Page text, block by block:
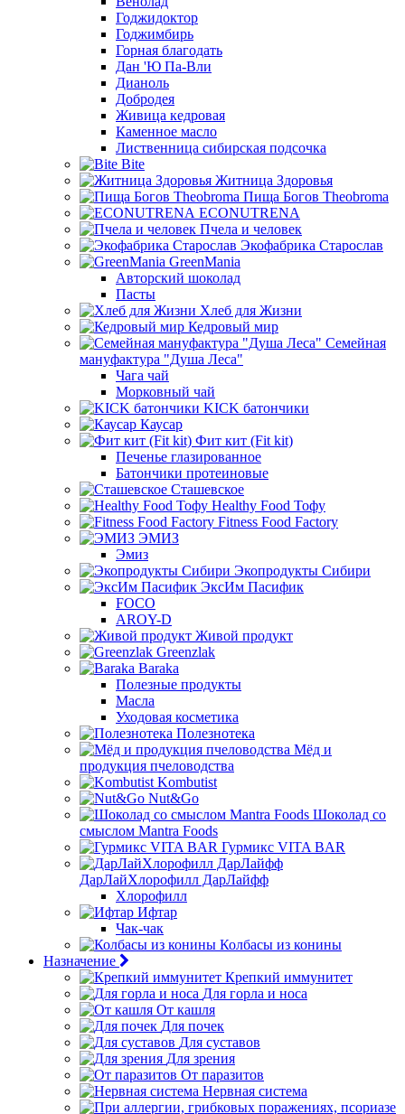
Годжидоктор
Годжимбирь
Горная благодать
Дан 'Ю Па-Вли
Дианоль
Добродея
Живица кедровая
Каменное масло
Лиственница сибирская подсочка
Bite
Житница Здоровья
Пища Богов Theobroma
ECONUTRENA
Пчела и человек
Экофабрика Старослав
GreenMania
Авторский шоколад
Пасты
Хлеб для Жизни
Кедровый мир
Семейная
мануфактура "Душа Леса"
Чага чай
Морковный чай
KICK батончики
Каусар
Фит кит (Fit kit)
Печенье глазированное
Батончики протеиновые
Сташевское
Healthy Food Тофу
Fitness Food Factory
ЭМИЗ
Эмиз
Экопродукты Сибири
ЭксИм Пасифик
FOCO
AROY-D
Живой продукт
Greenzlak
Baraka
Полезные продукты
Масла
Уходовая косметика
Полезнотека
Мёд и
продукция пчеловодства
Kombutist
Nut&Go
Шоколад со
смыслом Mantra Foods
Гурмикс VITA BAR
ДарЛайХлорофилл ДарЛайфф
Хлорофилл
Ифтар
Чак-чак
Колбасы из конины
Назначение
Крепкий иммунитет
Для горла и носа
От кашля
Для почек
Для суставов
Для зрения
От паразитов
Нервная система